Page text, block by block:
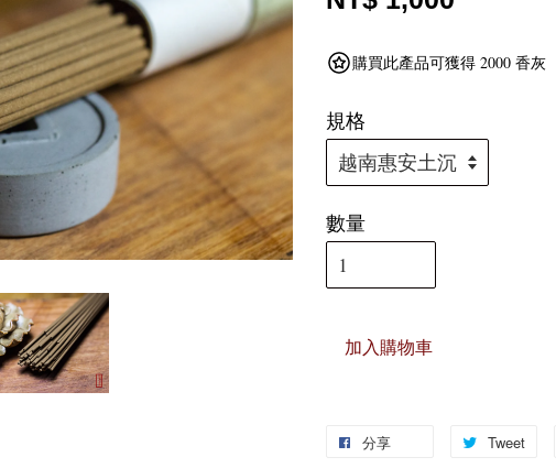
購買此產品可獲得 2000 香灰
規格
數量
加入購物車
分享 Tweet